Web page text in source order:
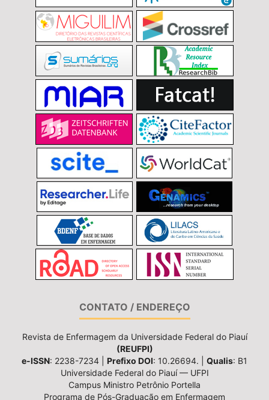
CONTATO / ENDEREÇO
Revista de Enfermagem da Universidade Federal do Piauí
(REUFPI)
e-ISSN: 2238-7234 | Prefixo DOI: 10.26694. | Qualis: B1
Universidade Federal do Piauí — UFPI
Campus Ministro Petrônio Portella
Programa de Pós-Graduação em Enfermagem